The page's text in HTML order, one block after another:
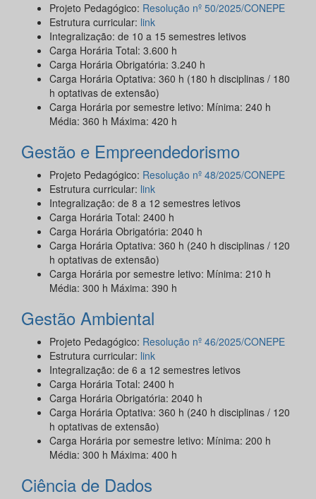
Projeto Pedagógico: Resolução nº 50/2025/CONEPE
Estrutura curricular: link
Integralização: de 10 a 15 semestres letivos
Carga Horária Total: 3.600 h
Carga Horária Obrigatória: 3.240 h
Carga Horária Optativa: 360 h (180 h disciplinas / 180
h optativas de extensão)
Carga Horária por semestre letivo: Mínima: 240 h
Média: 360 h Máxima: 420 h
Gestão e Empreendedorismo
Projeto Pedagógico: Resolução nº 48/2025/CONEPE
Estrutura curricular: link
Integralização: de 8 a 12 semestres letivos
Carga Horária Total: 2400 h
Carga Horária Obrigatória: 2040 h
Carga Horária Optativa: 360 h (240 h disciplinas / 120
h optativas de extensão)
Carga Horária por semestre letivo: Mínima: 210 h
Média: 300 h Máxima: 390 h
Gestão Ambiental
Projeto Pedagógico: Resolução nº 46/2025/CONEPE
Estrutura curricular: link
Integralização: de 6 a 12 semestres letivos
Carga Horária Total: 2400 h
Carga Horária Obrigatória: 2040 h
Carga Horária Optativa: 360 h (240 h disciplinas / 120
h optativas de extensão)
Carga Horária por semestre letivo: Mínima: 200 h
Média: 300 h Máxima: 400 h
Ciência de Dados